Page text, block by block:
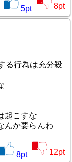
5pt 8pt
る行為は充分殺
起こすな
んか要らんわ
8pt 12pt